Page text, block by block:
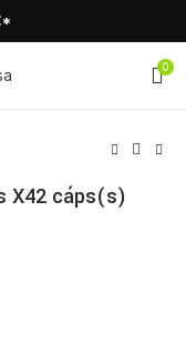
0
X42 cáps(s)